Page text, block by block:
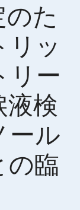
た
ッ
リー
液検
ール
の臨